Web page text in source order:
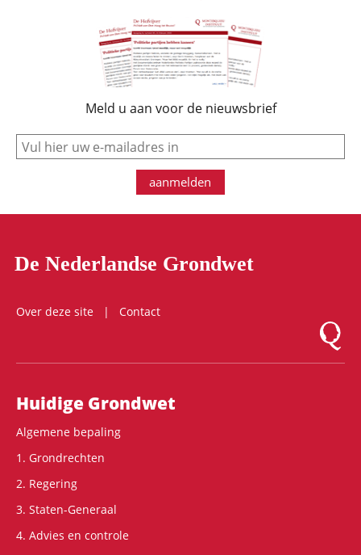
Meld u aan voor de nieuwsbrief
e-mail
aanmelden
De Nederlandse Grondwet
Over deze site
Contact
Logo
Hoofdnavigatie
Huidige Grondwet
Algemene bepaling
1. Grondrechten
2. Regering
3. Staten-Generaal
4. Advies en controle